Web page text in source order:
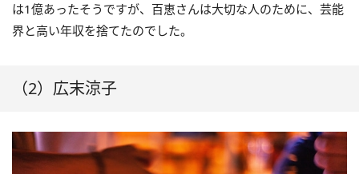
は1億あったそうですが、百恵さんは大切な人のために、芸能
界と高い年収を捨てたのでした。
（2）広末涼子